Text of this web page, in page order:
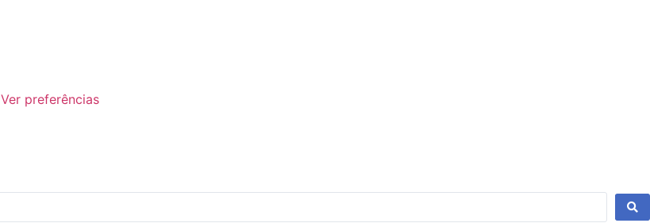
Ver preferências